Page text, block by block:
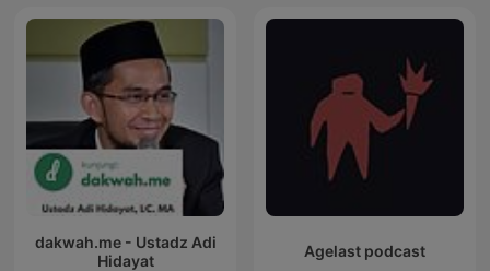
dakwah.me - Ustadz Adi
Hidayat
Agelast podcast